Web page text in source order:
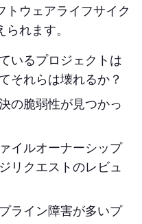
トウェアライフサイク
れます。
いるプロジェクトは
それらは壊れるか？
の脆弱性が見つかっ
イルオーナーシップ
リクエストのレビュ
ライン障害が多いプ